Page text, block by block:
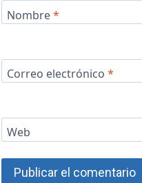
Nombre*
Correo electrónico *
Web